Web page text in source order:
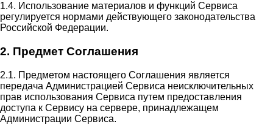
1.4. Использование материалов и функций Сервиса
регулируется нормами действующего законодательства
Российской Федерации.
2. Предмет Соглашения
2.1. Предметом настоящего Соглашения является
передача Администрацией Сервиса неисключительных
прав использования Сервиса путем предоставления
доступа к Сервису на сервере, принадлежащем
Администрации Сервиса.